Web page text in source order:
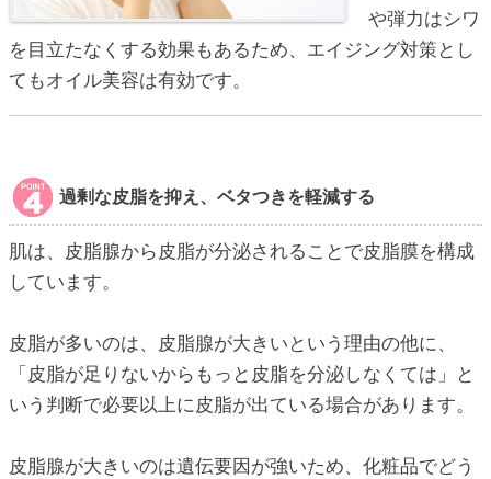
や弾力はシワ
を目立たなくする効果もあるため、エイジング対策とし
てもオイル美容は有効です。
過剰な皮脂を抑え、ベタつきを軽減する
肌は、皮脂腺から皮脂が分泌されることで皮脂膜を構成
しています。
皮脂が多いのは、皮脂腺が大きいという理由の他に、
「皮脂が足りないからもっと皮脂を分泌しなくては」と
いう判断で必要以上に皮脂が出ている場合があります。
皮脂腺が大きいのは遺伝要因が強いため、化粧品でどう